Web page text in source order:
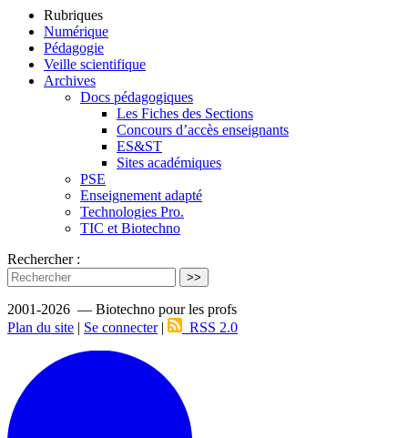
Rubriques
Numérique
Pédagogie
Veille scientifique
Archives
Docs pédagogiques
Les Fiches des Sections
Concours d’accès enseignants
ES&ST
Sites académiques
PSE
Enseignement adapté
Technologies Pro.
TIC et Biotechno
Rechercher :
>>
2001-2026 — Biotechno pour les profs
Plan du site | Se connecter| RSS 2.0